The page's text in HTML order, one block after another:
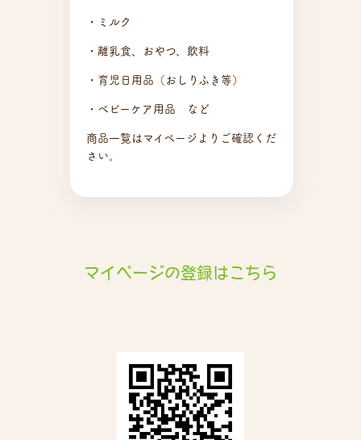
・ミルク
・離乳食、おやつ、飲料
・育児日用品（おしりふき等）
・ベビーケア用品 など
商品一覧はマイページよりご確認くだ
さい。
マイページの登録はこちら